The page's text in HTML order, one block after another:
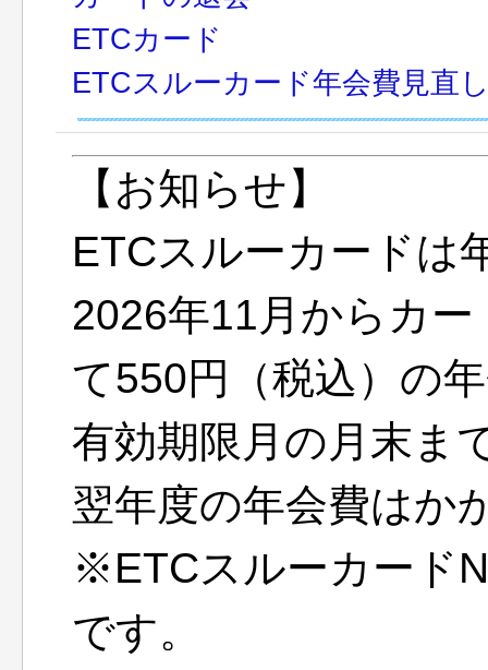
ETCカード
ETCスルーカード年会費見直
【お知らせ】
ETCスルーカードは
2026年11月からカ
て550円（税込）の
有効期限月の月末ま
翌年度の年会費はか
※ETCスルーカード
です。